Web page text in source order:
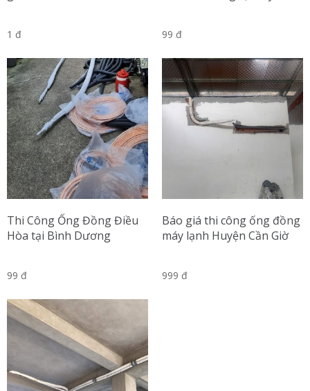
1 đ 99 đ
Thi Công Ống Đồng Điều
Hòa tại Bình Dương
99 đ
Báo giá thi công ống đồng
máy lạnh Huyện Cần Giờ
999 đ